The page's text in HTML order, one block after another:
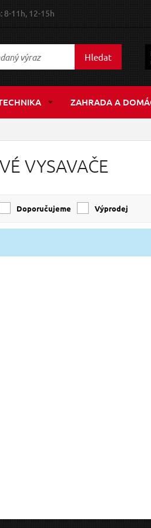
8-11h, 12-15h
Hledat
ZAHRADA A
VYSAVAČE
Doporučujeme Výprodej